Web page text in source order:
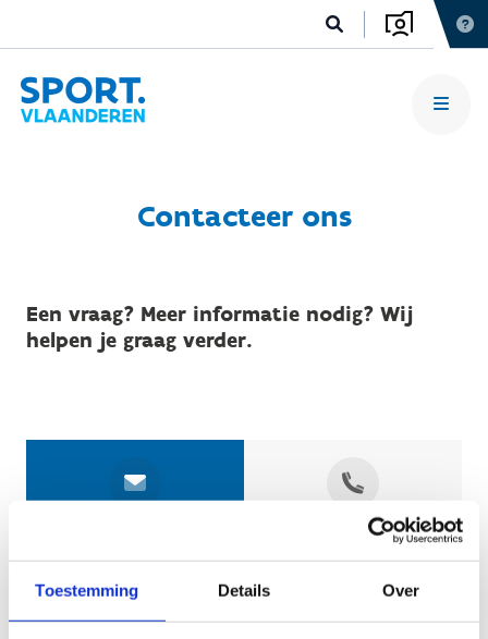
Toestemming Details Over
Contacteer ons
Een vraag? Meer informatie nodig? Wij
helpen je graag verder.